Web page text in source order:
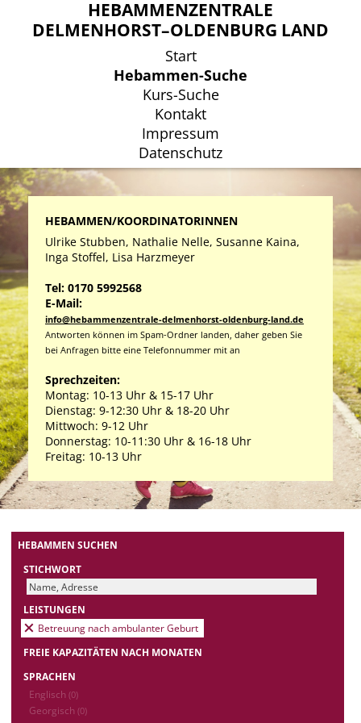
HEBAMMENZENTRALE
DELMENHORST–OLDENBURG LAND
Start
Hebammen-Suche
Kurs-Suche
Kontakt
Impressum
Datenschutz
HEBAMMENZENTRALE
DELMENHORST–OLDENBURG LAND
Start
Hebammen-Suche
Kurs-Suche
Kontakt
Impressum
Datenschutz
HEBAMMEN/KOORDINATORINNEN
Ulrike Stubben, Nathalie Nelle, Susanne Kaina,
Inga Stoffel, Lisa Harzmeyer
Tel: 0170 5992568
E-Mail:
info@hebammenzentrale-delmenhorst-oldenburg-land.de
Antworten können im Spam-Ordner landen, daher geben Sie
bei Anfragen bitte eine Telefonnummer mit an
Sprechzeiten:
Montag: 10-13 Uhr & 15-17 Uhr
Dienstag: 9-12:30 Uhr & 18-20 Uhr
Mittwoch: 9-12 Uhr
Donnerstag: 10-11:30 Uhr & 16-18 Uhr
Freitag: 10-13 Uhr
HEBAMMEN SUCHEN
STICHWORT
LEISTUNGEN
Betreuung nach ambulanter Geburt
FREIE KAPAZITÄTEN NACH MONATEN
SPRACHEN
Englisch (0)
Georgisch (0)